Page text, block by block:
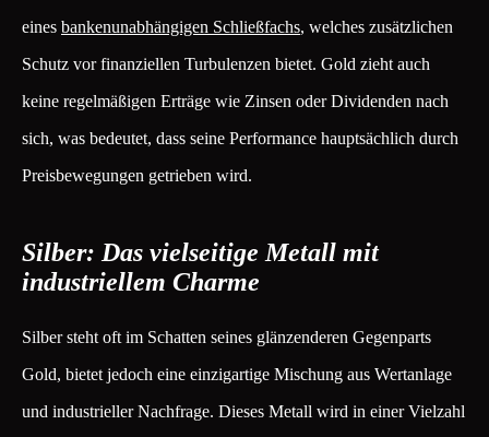
eines bankenunabhängigen Schließfachs, welches zusätzlichen
Schutz vor finanziellen Turbulenzen bietet. Gold zieht auch
keine regelmäßigen Erträge wie Zinsen oder Dividenden nach
sich, was bedeutet, dass seine Performance hauptsächlich durch
Preisbewegungen getrieben wird.
Silber: Das vielseitige Metall mit
industriellem Charme
Silber steht oft im Schatten seines glänzenderen Gegenparts
Gold, bietet jedoch eine einzigartige Mischung aus Wertanlage
und industrieller Nachfrage. Dieses Metall wird in einer Vielzahl